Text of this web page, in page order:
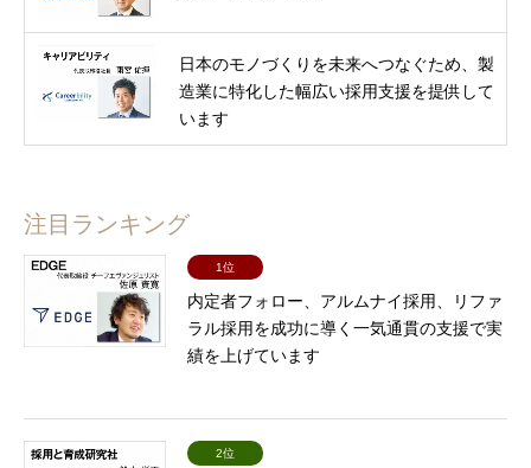
日本のモノづくりを未来へつなぐため、製
造業に特化した幅広い採用支援を提供して
います
注目ランキング
1位
内定者フォロー、アルムナイ採用、リファ
ラル採用を成功に導く一気通貫の支援で実
績を上げています
2位